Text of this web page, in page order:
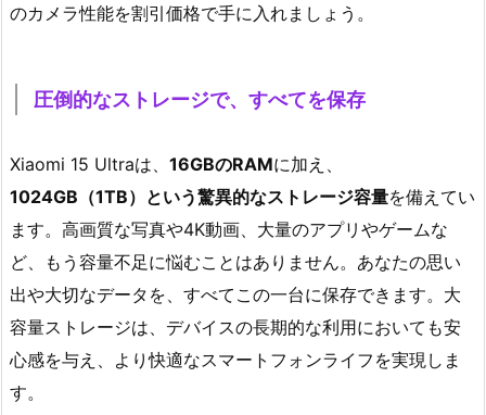
のカメラ性能を割引価格で手に入れましょう。
圧倒的なストレージで、すべてを保存
Xiaomi 15 Ultraは、 16GBのRAMに加え、
1024GB（1TB）という驚異的なストレージ容量を備えてい
ます。高画質な写真や4K動画、大量のアプリやゲームな
ど、もう容量不足に悩むことはありません。あなたの思い
出や大切なデータを、すべてこの一台に保存できます。大
容量ストレージは、デバイスの長期的な利用においても安
心感を与え、より快適なスマートフォンライフを実現しま
す。